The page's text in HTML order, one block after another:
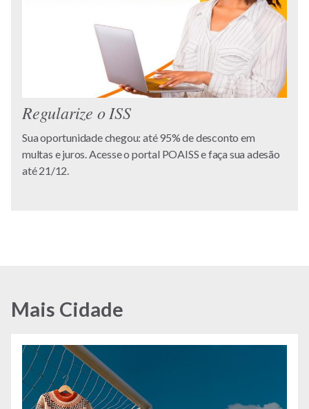
Regularize o ISS
Sua oportunidade chegou: até 95% de desconto em
multas e juros. Acesse o portal POAISS e faça sua adesão
até 21/12.
Mais Cidade